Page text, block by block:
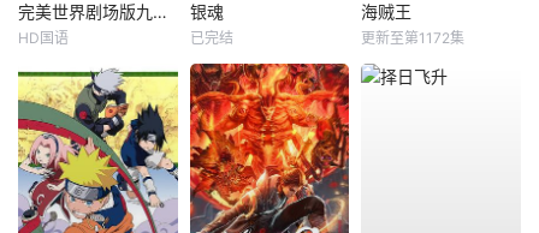
完美世界剧场版九劫焚天
HD国语
银魂
已完结
海贼王
更新至第1172集